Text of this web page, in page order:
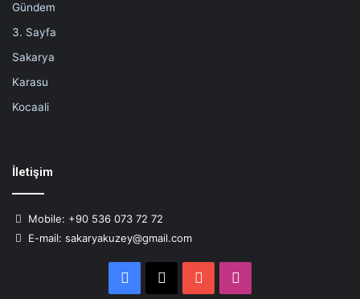
Gündem
3. Sayfa
Sakarya
Karasu
Kocaali
İletişim
Mobile: +90 536 073 72 72
E-mail: sakaryakuzey@gmail.com
Facebook YouTube